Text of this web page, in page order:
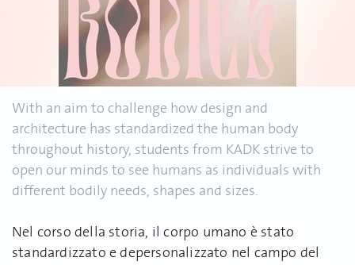
With an aim to challenge how design and
architecture has standardized the human body
throughout history, students from KADK strive to
open our minds to see humans as individuals with
different bodily needs, shapes and sizes.
Nel corso della storia, il corpo umano è stato
standardizzato e depersonalizzato nel campo del